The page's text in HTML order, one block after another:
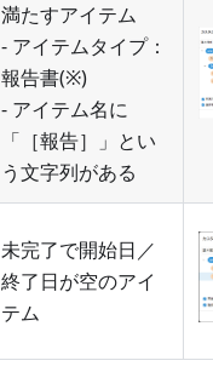
満たすアイテム
- アイテムタイプ：
報告書(※)
- アイテム名に
「［報告］」とい
う文字列がある
未完了で開始日／
終了日が空のアイ
テム